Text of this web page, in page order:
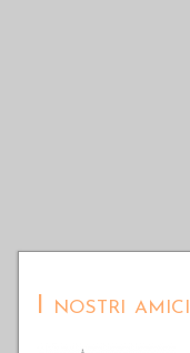
I nostri amici